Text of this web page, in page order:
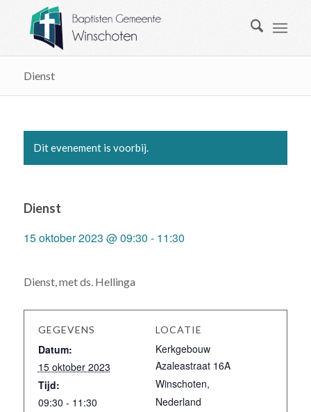
Dienst
Dit evenement is voorbij.
Dienst
15 oktober 2023 @ 09:30 - 11:30
Dienst, met ds. Hellinga
GEGEVENS
Datum:
15 oktober 2023
Tijd:
09:30 - 11:30
LOCATIE
Kerkgebouw
Azaleastraat 16A
Winschoten,
Nederland